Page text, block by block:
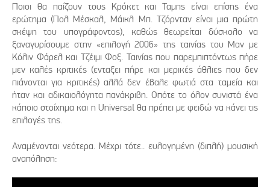
Ποιοι θα παίζουν τους Κρόκετ και Ταμπς είναι επίσης ένα
ερώτημα (Πολ Μέσκαλ, Μάικλ Μπ. Τζόρνταν είναι μια πρώτη
σκέψη του υπογράφοντος), καθώς θεωρείται δύσκολο να
ξαναγυρίσουμε στην «επιλογή 2006» της ταινίας του Μαν με
Κόλιν Φάρελ και Τζέιμι Φοξ. Ταινίας που παρεμπιπτόντως πήρε
μεν καλές κριτικές (ενταξει πήρε και μερικές άθλιες που δεν
πιάνονται για κριτικές) αλλά δεν έβαλε φωτιά στα ταμεία και
ήταν και αδικαιολόγητα πανάκριβη. Οπότε το όλον συνιστά ένα
κάποιο στοίχημα και η Universal θα πρέπει με φειδώ να κάνει τις
επιλογές της.
Αναμένονται νεότερα. Μέχρι τότε.. ευλογημένη (διπλή) μουσική
αναπόληση: